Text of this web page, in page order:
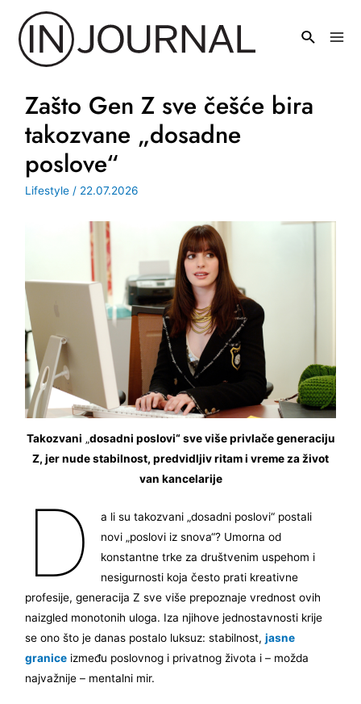
sadržaj
Zašto Gen Z sve češće bira
takozvane „dosadne
poslove“
Lifestyle / 22.07.2026
Takozvani „dosadni poslovi“ sve više privlače generaciju
Z, jer nude stabilnost, predvidljiv ritam i vreme za život
van kancelarije
D
a li su takozvani „dosadni poslovi“ postali
novi „poslovi iz snova“? Umorna od
konstantne trke za društvenim uspehom i
nesigurnosti koja često prati kreativne
profesije, generacija Z sve više prepoznaje vrednost ovih
naizgled monotonih uloga. Iza njihove jednostavnosti krije
se ono što je danas postalo luksuz: stabilnost,jasne
granice između poslovnog i privatnog života i – možda
najvažnije – mentalni mir.